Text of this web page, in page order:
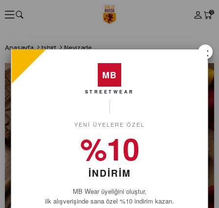
0
Anasayfa tshirt Nevizade ×
MB
STREETWEAR
YENI ÜYELERE ÖZEL
%10
İNDİRİM
MB Wear üyeliğini oluştur,
ilk alışverişinde sana özel %10 indirim kazan.